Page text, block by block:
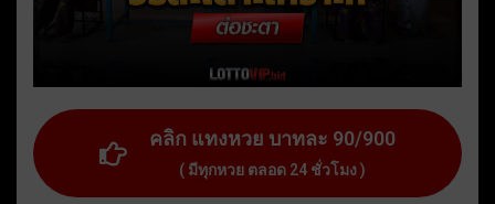
คลิก แทงหวย บาทละ 90/900
( มีทุกหวย ตลอด 24 ชั่วโมง )